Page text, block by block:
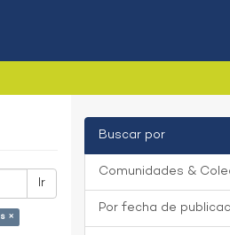
Ir
×
Buscar por
Comunidades &
Por fecha de